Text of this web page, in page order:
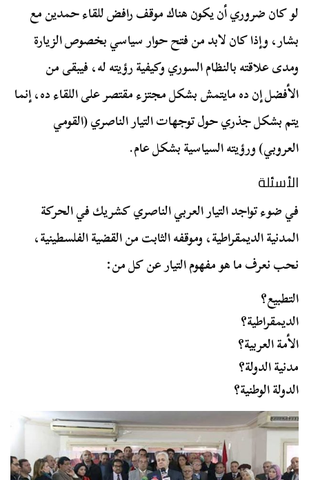
لو كان ضروري أن يكون هناك موقف رافض للقاء حمدين مع
بشار، وإذا كان لابد من فتح حوار سياسي بخصوص الزيارة
ومدى علاقته بالنظام السوري وكيفية رؤيته له، فيبقى من
الأفضل إن ده مايتمش بشكل مجتزء مقتصر على اللقاء ده، إنما
يتم بشكل جذري حول توجهات التيار الناصري (القومي
العروبي) ورؤيته السياسية بشكل عام.
الأسئلة
في ضوء تواجد التيار العربي الناصري كشريك في الحركة
المدنية الديمقراطية، وموقفه الثابت من القضية الفلسطينية،
نحب نعرف ما هو مفهوم التيار عن كل من:
التطبيع؟
الديمقراطية؟
الأمة العربية؟
مدنية الدولة؟
الدولة الوطنية؟